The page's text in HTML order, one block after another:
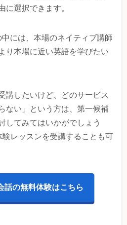
に選択できます。
には、本場のネイティブ講師
り本場に近い英語を学びたい
講したいけど、どのサービス
ない」という方は、第一候補
してみてはいかがでしょう
レッスンを受講することも可
話の無料体験はこちら